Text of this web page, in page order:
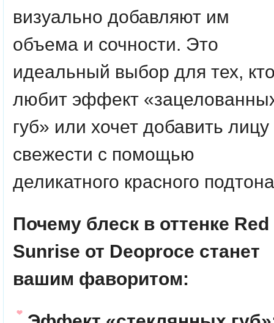
визуально добавляют им
объема и сочности. Это
идеальный выбор для тех,
любит эффект
губ» или хочет добавить лицу
свежести с помощью
деликатного красного
Почему блеск в оттенке Red
Sunrise от Deoproce станет
вашим фаворитом: